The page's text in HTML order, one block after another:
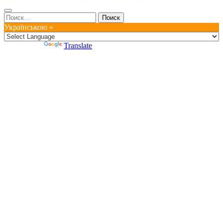
Найти:
Українською »
Translate